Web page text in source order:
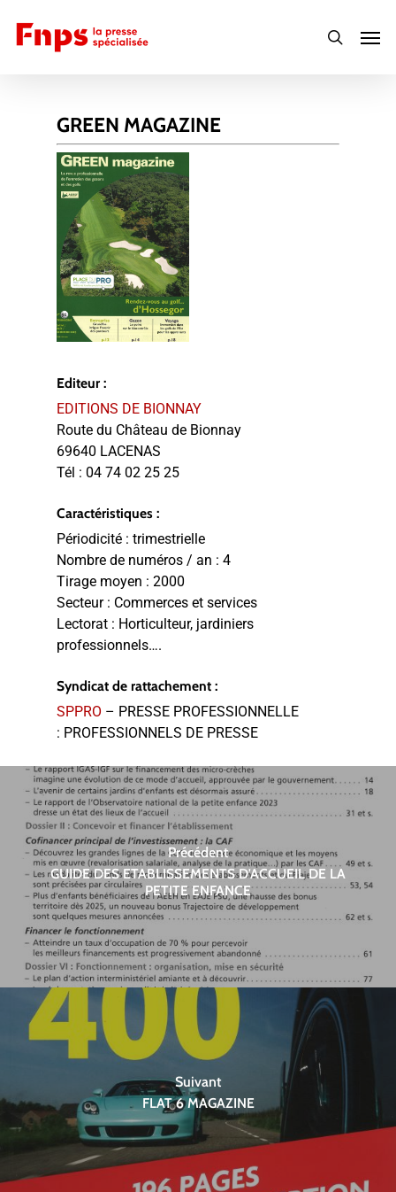
main
search
GREEN MAGAZINE
Editeur :
EDITIONS DE BIONNAY
Route du Château de Bionnay
69640 LACENAS
Tél : 04 74 02 25 25
Caractéristiques :
Périodicité : trimestrielle
Nombre de numéros / an : 4
Tirage moyen : 2000
Secteur : Commerces et services
Lectorat : Horticulteur, jardiniers
professionnels….
Syndicat de rattachement :
SPPRO – PRESSE PROFESSIONNELLE
: PROFESSIONNELS DE PRESSE
Précédent
GUIDE DES ETABLISSEMENTS D'ACCUEIL DE LA
PETITE ENFANCE
Suivant
FLAT 6 MAGAZINE